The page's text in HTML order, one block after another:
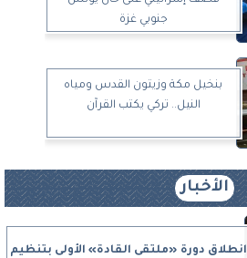
جنوبي غزة
بنخيل مكة وزيتون القدس ومياه
النيل.. تركي يكتب القرآن
الأخبار
انطلاق دورة «ملتقى القادة» الأولى بتنظيم